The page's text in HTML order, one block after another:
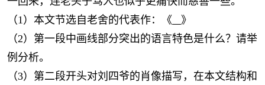
（1）本文节选自老舍的代表作：《
》
（2）第一段中画线部分突出的语言特色是什么？请举
例分析。
（3）第二段开头对刘四爷的肖像描写，在本文结构和